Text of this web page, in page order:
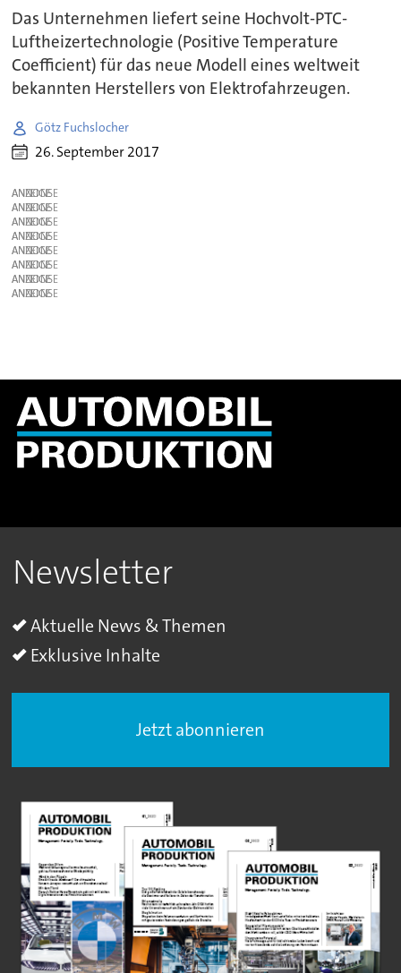
Das Unternehmen liefert seine Hochvolt-PTC-
Luftheizertechnologie (Positive Temperature
Coefficient) für das neue Modell eines weltweit
bekannten Herstellers von Elektrofahrzeugen.
Götz Fuchslocher
26. September 2017
ANZEIGE
ANZEIGE
ANZEIGE
ANZEIGE
ANZEIGE
ANZEIGE
ANZEIGE
ANZEIGE
Newsletter
Aktuelle News & Themen
Exklusive Inhalte
Jetzt abonnieren